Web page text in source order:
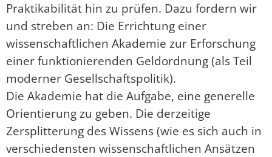
Praktikabilität hin zu prüfen. Dazu fordern wir
und streben an: Die Errichtung einer
wissenschaftlichen Akademie zur Erforschung
einer funktionierenden Geldordnung (als Teil
moderner Gesellschaftspolitik).
Die Akademie hat die Aufgabe, eine generelle
Orientierung zu geben. Die derzeitige
Zersplitterung des Wissens (wie es sich auch in
verschiedensten wissenschaftlichen Ansätzen